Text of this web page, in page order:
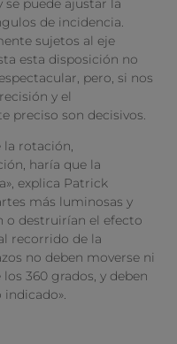
se puede ajustar la
de incidencia.
sujetos al eje
esta disposición no
pero, si nos
y el
preciso son decisivos.
la rotación,
haría que la
explica Patrick
más luminosas y
o destruirían el efecto
recorrido de la
no deben moverse ni
360 grados, y deben